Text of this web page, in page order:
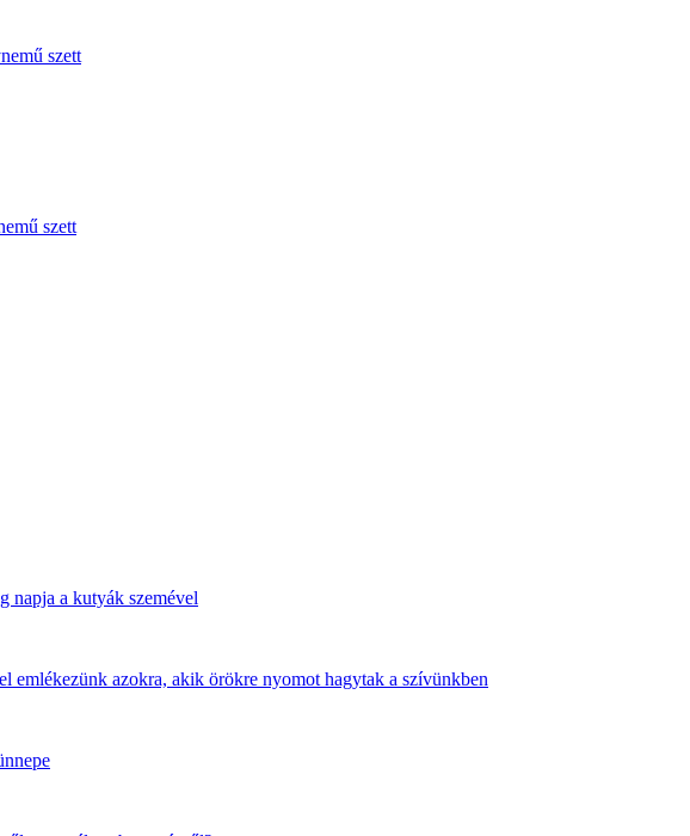
szett
szett
napja a kutyák szemével
emlékezünk azokra, akik örökre nyomot hagytak a szívünkben